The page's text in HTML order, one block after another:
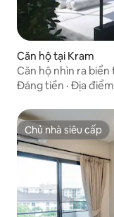
Căn hộ tại Kram
Căn hộ nhìn ra biển
Đáng tiền · Địa điểm
Chủ nhà siêu cấp
Chủ nhà siêu cấp